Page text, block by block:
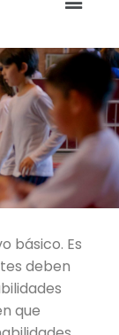
básico. Es
deben
que